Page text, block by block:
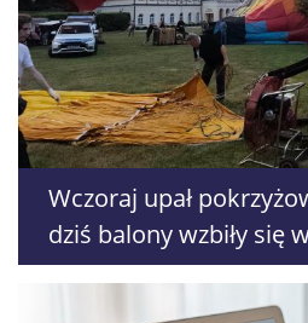
Wczoraj upał
dziś balony wzbiły się
Największe atrakcje